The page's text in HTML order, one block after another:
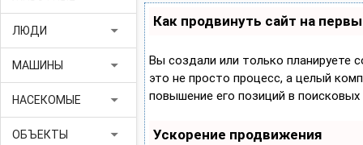
ЛЮДИ arrow_drop_down
МАШИНЫ arrow_drop_down
НАСЕКОМЫЕ arrow_drop_down
ОБЪЕКТЫ arrow_drop_down
Как продвинуть сайт на
Вы создали или только планируете
это не просто процесс, а целый
повышение его позиций в поисковых
Ускорение продвижения